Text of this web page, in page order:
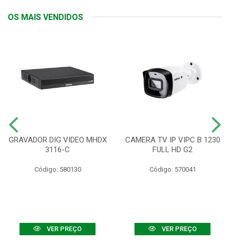
OS MAIS VENDIDOS
GRAVADOR DIG VIDEO MHDX
3116-C
Código: 580130
VER PREÇO
CAMERA TV IP VIPC B 1230
FULL HD G2
Código: 570041
VER PREÇO